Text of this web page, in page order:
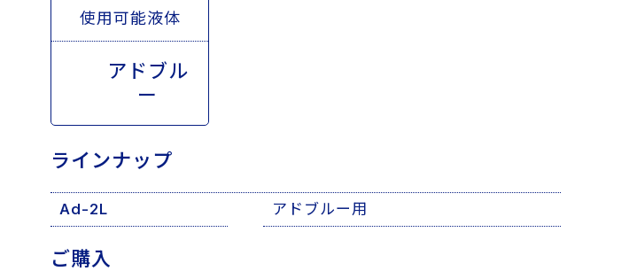
使用可能液体
アドブル
ー
ラインナップ
Ad-2L アドブルー用
ご購入